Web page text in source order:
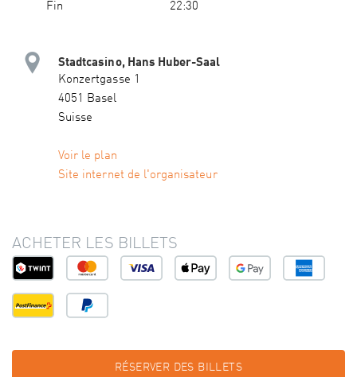
Fin
22:30
Stadtcasino, Hans Huber-Saal
Konzertgasse 1
4051 Basel
Suisse
Voir le plan
Site internet de l'organisateur
ACHETER LES BILLETS
RÉSERVER DES BILLETS